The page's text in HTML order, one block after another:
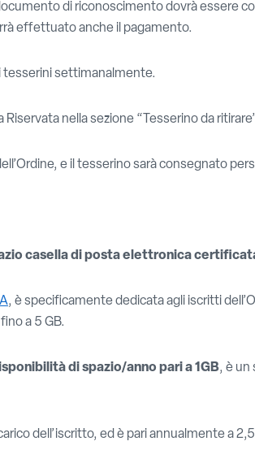
di riconoscimento dovrà essere
effettuato anche il pagamento.
tesserini settimanalmente.
nella sezione “Tesserino da
e il tesserino sarà consegnato
casella di posta elettronica
, è specificamente dedicata agli iscritti
a 5 GB.
di spazio/anno pari a 1GB, è un
dell’iscritto, ed è pari annualmente a